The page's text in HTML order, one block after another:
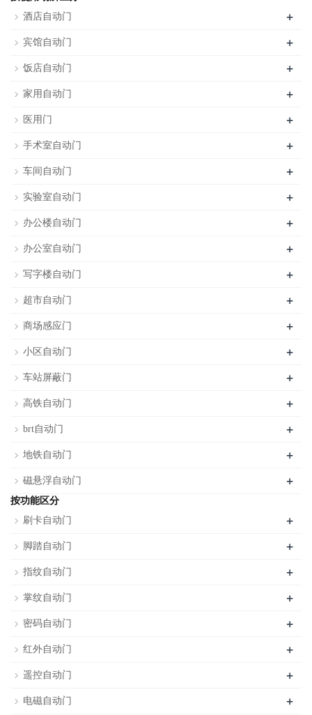
酒店自动门
+
宾馆自动门 +
饭店自动门 +
家用自动门 +
医用门 +
手术室自动门 +
车间自动门 +
实验室自动门 +
办公楼自动门 +
办公室自动门 +
写字楼自动门 +
超市自动门 +
商场感应门 +
小区自动门 +
车站屏蔽门 +
高铁自动门 +
brt自动门 +
地铁自动门 +
磁悬浮自动门 +
按功能区分
刷卡自动门
+
脚踏自动门 +
指纹自动门 +
掌纹自动门 +
密码自动门 +
红外自动门 +
遥控自动门 +
电磁自动门 +